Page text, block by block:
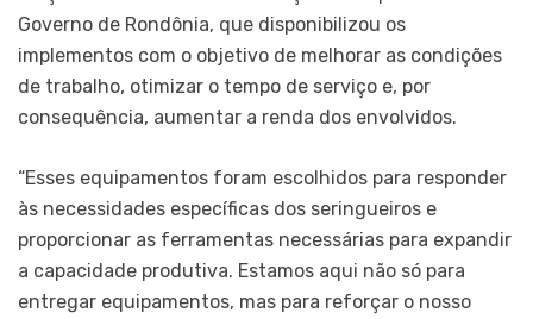
Governo de Rondônia, que disponibilizou os
implementos com o objetivo de melhorar as condições
de trabalho, otimizar o tempo de serviço e, por
consequência, aumentar a renda dos envolvidos.
“Esses equipamentos foram escolhidos para responder
às necessidades específicas dos seringueiros e
proporcionar as ferramentas necessárias para expandir
a capacidade produtiva. Estamos aqui não só para
entregar equipamentos, mas para reforçar o nosso